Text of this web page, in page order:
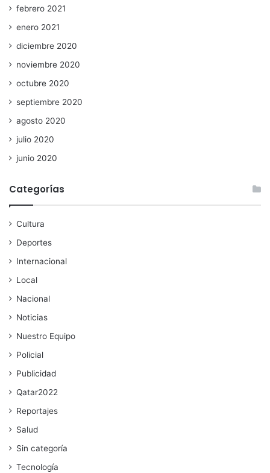
febrero 2021
enero 2021
diciembre 2020
noviembre 2020
octubre 2020
septiembre 2020
agosto 2020
julio 2020
junio 2020
Categorías
Cultura
Deportes
Internacional
Local
Nacional
Noticias
Nuestro Equipo
Policial
Publicidad
Qatar2022
Reportajes
Salud
Sin categoría
Tecnología